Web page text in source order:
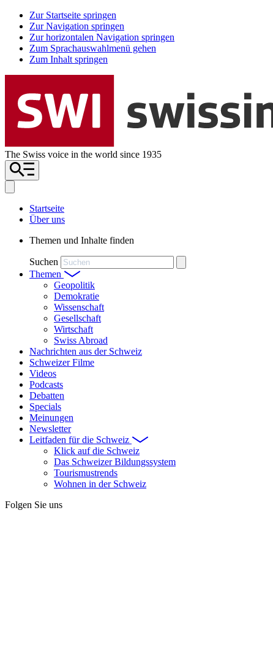
Zur Startseite springen
Zur Navigation springen
Zur horizontalen Navigation springen
Zum Sprachauswahlmenü gehen
Zum Inhalt springen
The Swiss voice in the world since 1935
Startseite
Über uns
Themen und Inhalte finden
Suchen
Themen
Geopolitik
Demokratie
Wissenschaft
Gesellschaft
Wirtschaft
Swiss Abroad
Nachrichten aus der Schweiz
Schweizer Filme
Videos
Podcasts
Debatten
Specials
Meinungen
Newsletter
Leitfaden für die Schweiz
Klick auf die Schweiz
Das Schweizer Bildungssystem
Tourismustrends
Wohnen in der Schweiz
Folgen Sie uns